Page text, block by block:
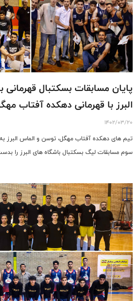
پایان مسابقات بسکتبال
البرز با قهرمانی دهکده آفتاب
1402/03/20
تیم های دهکده آفتاب مهگل، توسن و الماس البرز
سوم مسابقات لیگ بسکتبال باشگاه های البرز را